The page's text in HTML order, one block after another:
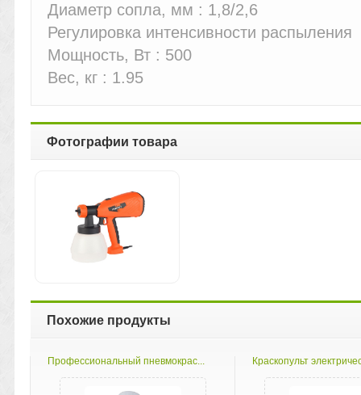
Диаметр сопла, мм : 1,8/2,6
Регулировка интенсивности распыления
Мощность, Вт : 500
Вес, кг : 1.95
Фотографии товара
Похожие продукты
Профессиональный пневмокрас... Краскопульт